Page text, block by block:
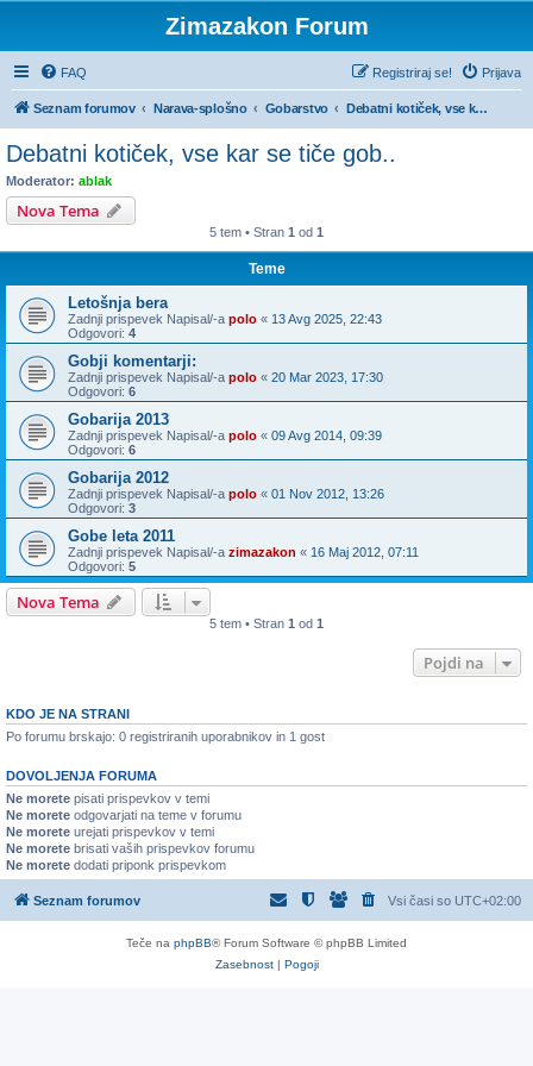
Zimazakon Forum
FAQ Prijava
Registriraj se!
Seznam forumov Narava-splošno Gobarstvo Debatni kotiček, vse kar se tiče gob..
Debatni kotiček, vse kar se tiče gob..
Moderator: ablak
Nova Tema
5 tem • Stran 1 od 1
Teme
Letošnja bera
Zadnji prispevek Napisal/-a polo « 13 Avg 2025, 22:43
Odgovori: 4
Gobji komentarji:
Zadnji prispevek Napisal/-a polo « 20 Mar 2023, 17:30
Odgovori: 6
Gobarija 2013
Zadnji prispevek Napisal/-a polo « 09 Avg 2014, 09:39
Odgovori: 6
Gobarija 2012
Zadnji prispevek Napisal/-a polo « 01 Nov 2012, 13:26
Odgovori: 3
Gobe leta 2011
Zadnji prispevek Napisal/-a zimazakon « 16 Maj 2012, 07:11
Odgovori: 5
Nova Tema
5 tem • Stran 1 od 1
Pojdi na
KDO JE NA STRANI
Po forumu brskajo: 0 registriranih uporabnikov in 1 gost
DOVOLJENJA FORUMA
Ne morete pisati prispevkov v temi
Ne morete odgovarjati na teme v forumu
Ne morete urejati prispevkov v temi
Ne morete brisati vaših prispevkov forumu
Ne morete dodati priponk prispevkom
Seznam forumov Vsi časi so UTC+02:00
Teče na phpBB® Forum Software © phpBB Limited
Zasebnost| Pogoji